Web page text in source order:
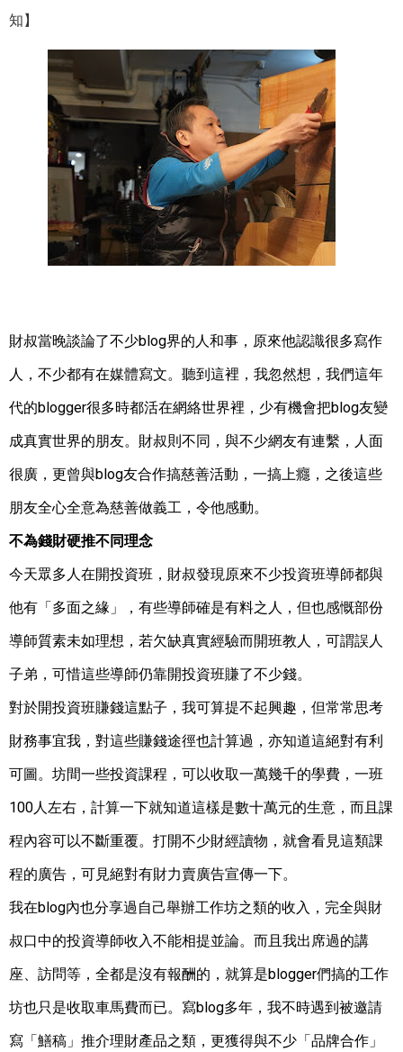
知】
財叔當晚談論了不少blog界的人和事，原來他認識很多寫作
人，不少都有在媒體寫文。聽到這裡，我忽然想，我們這年
代的blogger很多時都活在網絡世界裡，少有機會把blog友變
成真實世界的朋友。財叔則不同，與不少網友有連繫，人面
很廣，更曾與blog友合作搞慈善活動，一搞上癮，之後這些
朋友全心全意為慈善做義工，令他感動。
不為錢財硬推不同理念
今天眾多人在開投資班，財叔發現原來不少投資班導師都與
他有「多面之緣」，有些導師確是有料之人，但也感慨部份
導師質素未如理想，若欠缺真實經驗而開班教人，可謂誤人
子弟，可惜這些導師仍靠開投資班賺了不少錢。
對於開投資班賺錢這點子，我可算提不起興趣，但常常思考
財務事宜我，對這些賺錢途徑也計算過，亦知道這絕對有利
可圖。坊間一些投資課程，可以收取一萬幾千的學費，一班
100人左右，計算一下就知道這樣是數十萬元的生意，而且課
程內容可以不斷重覆。打開不少財經讀物，就會看見這類課
程的廣告，可見絕對有財力賣廣告宣傳一下。
我在blog內也分享過自己舉辦工作坊之類的收入，完全與財
叔口中的投資導師收入不能相提並論。而且我出席過的講
座、訪問等，全都是沒有報酬的，就算是blogger們搞的工作
坊也只是收取車馬費而已。寫blog多年，我不時遇到被邀請
寫「鱔稿」推介理財產品之類，更獲得與不少「品牌合作」